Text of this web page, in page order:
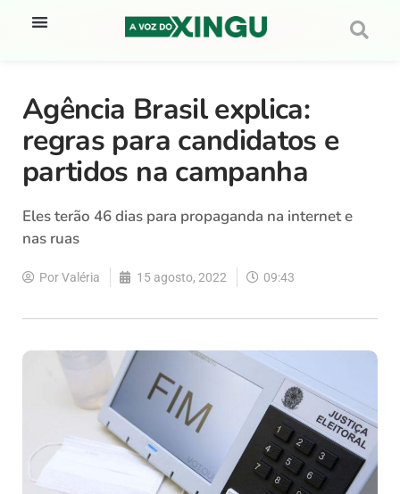
Agência Brasil explica:
regras para candidatos e
partidos na campanha
Eles terão 46 dias para propaganda na internet e
nas ruas
PorValéria 15 agosto, 2022 09:43